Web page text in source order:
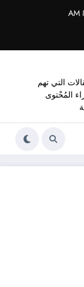
التي تهم
المُحْتوى